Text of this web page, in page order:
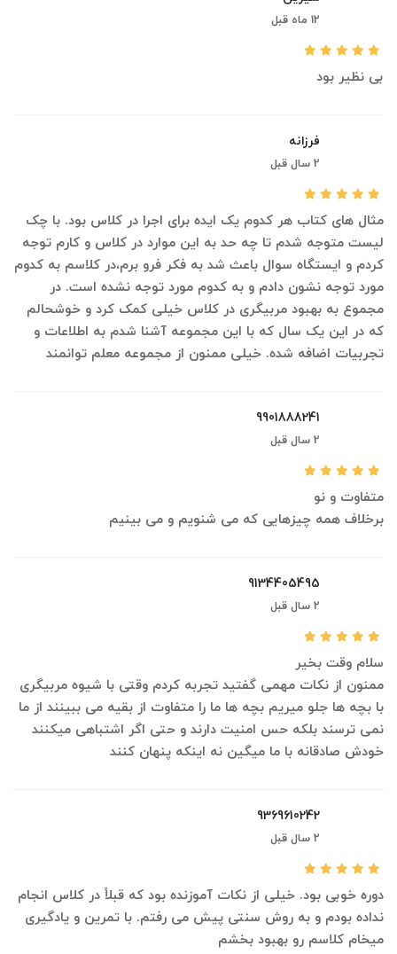
12 ماه قبل
بی نظیر بود
فرزانه
2 سال قبل
مثال های کتاب هر کدوم یک ایده برای اجرا در کلاس بود. با چک
لیست متوجه شدم تا چه حد به این موارد در کلاس و کارم توجه
کردم و ایستگاه سوال باعث شد به فکر فرو برم،در کلاسم به کدوم
مورد توجه نشون دادم و به کدوم مورد توجه نشده است. در
مجموع به بهبود مربیگری در کلاس خیلی کمک کرد و خوشحالم
که در این یک سال که با این مجموعه آشنا شدم به اطلاعات و
تجربیات اضافه شده. خیلی ممنون از مجموعه معلم توانمند
9901888241
2 سال قبل
متفاوت و نو
برخلاف همه چیزهایی که می شنویم و می بینیم
9134405495
2 سال قبل
سلام وقت بخیر
ممنون از نکات مهمی گفتید تجربه کردم وقتی با شیوه مربیگری
با بچه ها جلو میریم بچه ها ما را متفاوت از بقیه می ببینند از ما
نمی ترسند بلکه حس امنیت دارند و حتی اگر اشتباهی میکنند
خودش صادقانه با ما میگین نه اینکه پنهان کنند
9369610242
2 سال قبل
دوره خوبی بود. خیلی از نکات آموزنده بود که قبلاً در کلاس انجام
نداده بودم و به روش سنتی پیش می رفتم. با تمرین و یادگیری
میخام کلاسم رو بهبود بخشم